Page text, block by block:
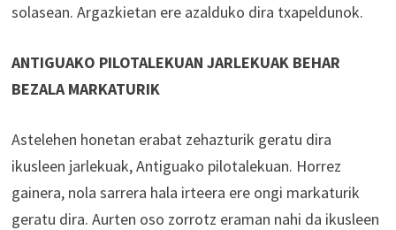
solasean. Argazkietan ere azalduko dira txapeldunok.
ANTIGUAKO PILOTALEKUAN JARLEKUAK BEHAR
BEZALA MARKATURIK
Astelehen honetan erabat zehazturik geratu dira
ikusleen jarlekuak, Antiguako pilotalekuan. Horrez
gainera, nola sarrera hala irteera ere ongi markaturik
geratu dira. Aurten oso zorrotz eraman nahi da ikusleen